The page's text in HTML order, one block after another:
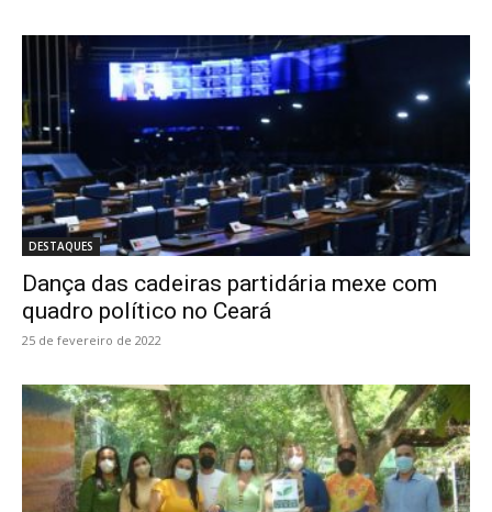
DESTAQUES
Dança das cadeiras partidária mexe com
quadro político no Ceará
25 de fevereiro de 2022